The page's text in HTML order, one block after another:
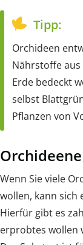
Tipp:
Orchideen
Nährstoffe
Erde bedeckt
selbst
Pflanzen von
Wenn Sie viele
wollen, kann sich
Hierfür gibt es
erprobtes wollen